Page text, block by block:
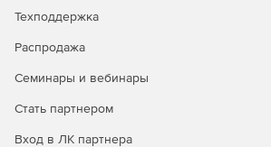
мире: трубы не только
именно так. Это обеспечивается
инструментов и вокала.
Техподдержка
Распродажа
Семинары и вебинары
Стать партнером
Вход в ЛК партнера